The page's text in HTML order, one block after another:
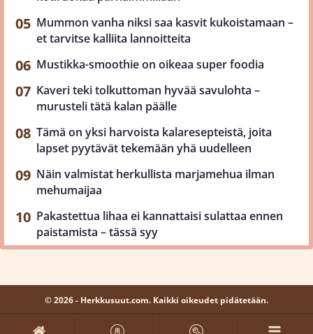
Mummon vanha niksi saa kasvit kukoistamaan –
et tarvitse kalliita lannoitteita
Mustikka-smoothie on oikeaa super foodia
Kaveri teki tolkuttoman hyvää savulohta –
murusteli tätä kalan päälle
Tämä on yksi harvoista kalaresepteistä, joita
lapset pyytävät tekemään yhä uudelleen
Näin valmistat herkullista marjamehua ilman
mehumaijaa
Pakastettua lihaa ei kannattaisi sulattaa ennen
paistamista – tässä syy
© 2026 - Herkkusuut.com. Kaikki oikeudet pidätetään.